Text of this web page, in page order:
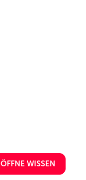
ÖFFNE WISSEN